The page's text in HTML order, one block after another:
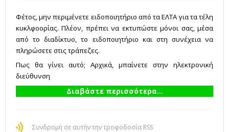
Φέτος, μην περιμένετε ειδοποιητήριο από τα ΕΛΤΑ για τα τέλη
κυκλφοορίας. Πλέον, πρέπει να εκτυπώστε μόνοι σας, μέσα
από το διαδίκτυο, το ειδοποιητήριο και στη συνέχεια να
πληρώσετε στις τράπεζες.
Πως θα γίνει αυτό; Αρχικά, μπαίνετε στην ηλεκτρονική
διεύθυνση
Διαβάστε περισσότερα...
Συνδρομή σε αυτήν την τροφοδοσία RSS